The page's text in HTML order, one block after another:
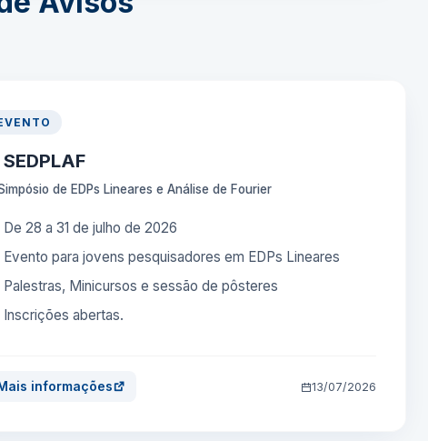
SEDPLAF
Simpósio de EDPs Lineares e Análise de Fourier
De 28 a 31 de julho de 2026
Evento para jovens pesquisadores em EDPs Lineares
Palestras, Minicursos e sessão de pôsteres
Inscrições abertas.
informações 13/07/2026